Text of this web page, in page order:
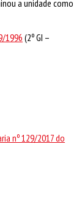
a unidade como
1996 (2º GI –
nº 129/2017 do